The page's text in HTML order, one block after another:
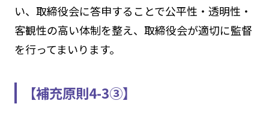
い、取締役会に答申することで公平性・透明性・
客観性の高い体制を整え、取締役会が適切に監督
を行ってまいります。
【補充原則4-3③】